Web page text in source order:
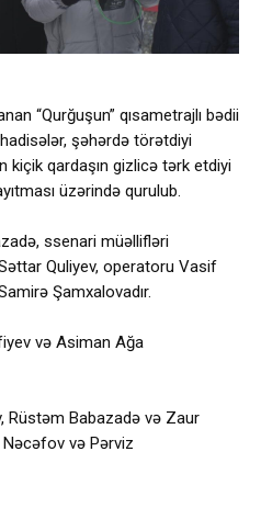
“Qurğuşun” qısametrajlı bədii
şəhərdə törətdiyi
kiçik qardaşın gizlicə tərk etdiyi
üzərində qurulub.
ssenari müəllifləri
Quliyev, operatoru Vasif
Şamxalovadır.
və Asiman Ağa
Rüstəm Babazadə və Zaur
və Pərviz